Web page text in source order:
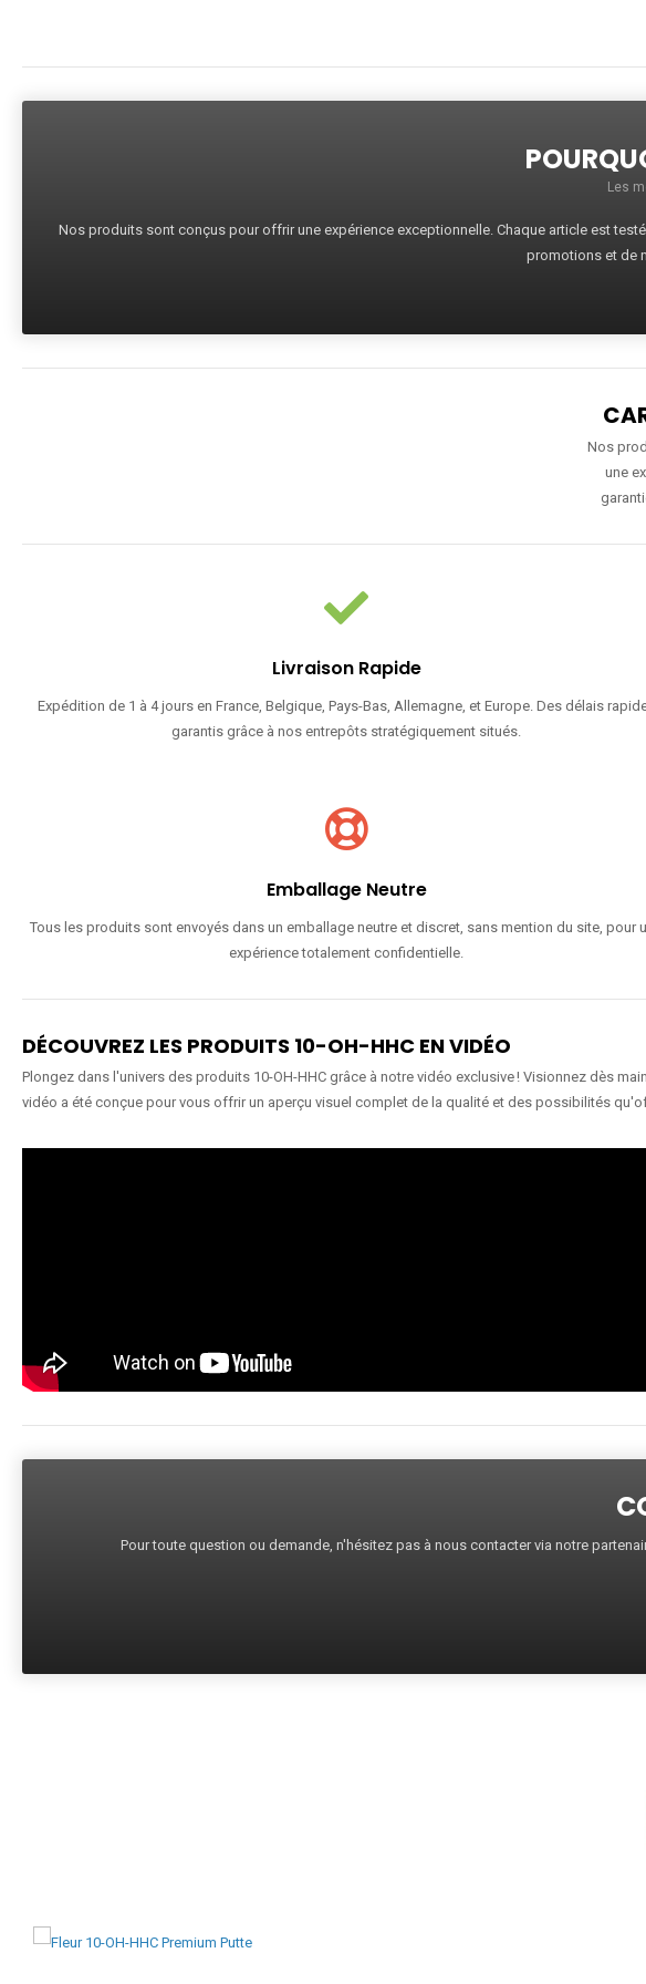
Les
Nos produits sont conçus pour offrir une expérience exceptionnelle. Chaque article est
promotions et de
Nos
une
Livraison Rapide
Expédition de 1 à 4 jours en France, Belgique, Pays-Bas, Allemagne, et Europe. Des délais
garantis grâce à nos entrepôts stratégiquement situés.
Emballage Neutre
Tous les produits sont envoyés dans un emballage neutre et discret, sans mention du site, pour
expérience totalement confidentielle.
DÉCOUVREZ LES PRODUITS 10-OH-HHC EN VIDÉO
Plongez dans l'univers des produits 10-OH-HHC grâce à notre vidéo exclusive ! Visionnez dès
vidéo a été conçue pour vous offrir un aperçu visuel complet de la qualité et des possibilités
Pour toute question ou demande, n'hésitez pas à nous contacter via notre